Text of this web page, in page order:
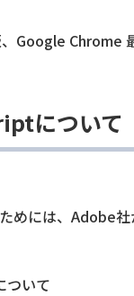
Google Chrome
について
めには、Adobe
ついて